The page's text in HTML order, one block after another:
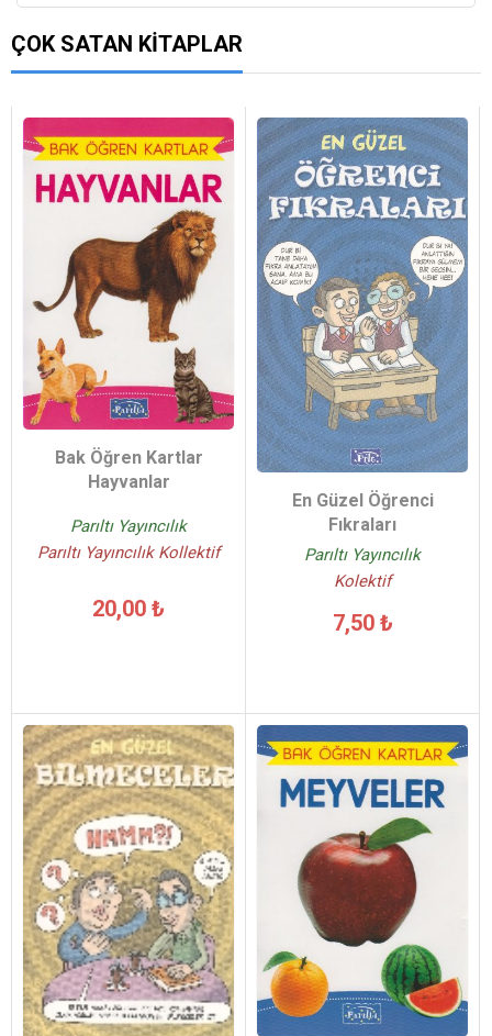
ÇOK SATAN KITAPLAR
Bak Öğren Kartlar
Hayvanlar
Parıltı Yayıncılık
Parıltı Yayıncılık Kollektif
20,00 ₺
En Güzel Öğrenci
Fıkraları
Parıltı Yayıncılık
Kolektif
7,50 ₺